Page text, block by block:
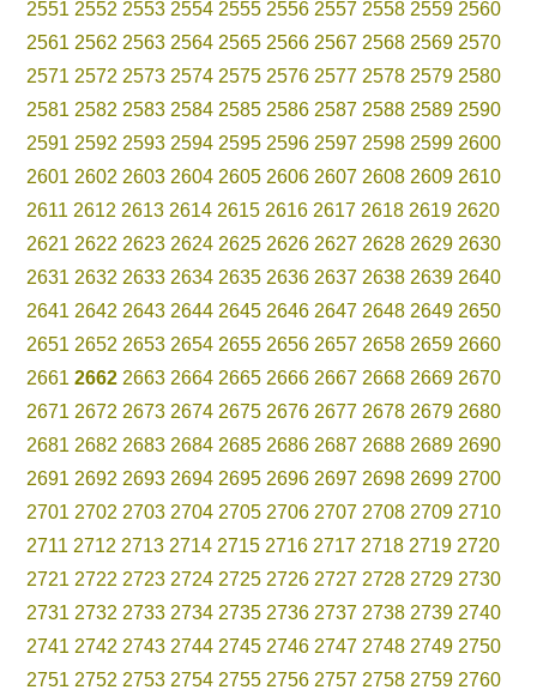
2551 2552 2553 2554 2555 2556 2557 2558 2559 2560
2561 2562 2563 2564 2565 2566 2567 2568 2569 2570
2571 2572 2573 2574 2575 2576 2577 2578 2579 2580
2581 2582 2583 2584 2585 2586 2587 2588 2589 2590
2591 2592 2593 2594 2595 2596 2597 2598 2599 2600
2601 2602 2603 2604 2605 2606 2607 2608 2609 2610
2611 2612 2613 2614 2615 2616 2617 2618 2619 2620
2621 2622 2623 2624 2625 2626 2627 2628 2629 2630
2631 2632 2633 2634 2635 2636 2637 2638 2639 2640
2641 2642 2643 2644 2645 2646 2647 2648 2649 2650
2651 2652 2653 2654 2655 2656 2657 2658 2659 2660
2661 2662 2663 2664 2665 2666 2667 2668 2669 2670
2671 2672 2673 2674 2675 2676 2677 2678 2679 2680
2681 2682 2683 2684 2685 2686 2687 2688 2689 2690
2691 2692 2693 2694 2695 2696 2697 2698 2699 2700
2701 2702 2703 2704 2705 2706 2707 2708 2709 2710
2711 2712 2713 2714 2715 2716 2717 2718 2719 2720
2721 2722 2723 2724 2725 2726 2727 2728 2729 2730
2731 2732 2733 2734 2735 2736 2737 2738 2739 2740
2741 2742 2743 2744 2745 2746 2747 2748 2749 2750
2751 2752 2753 2754 2755 2756 2757 2758 2759 2760